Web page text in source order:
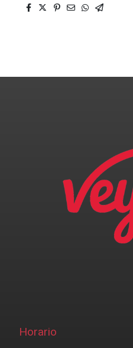
Horario